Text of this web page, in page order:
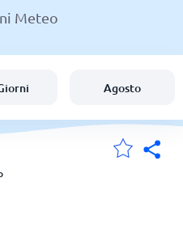
Meteo
Agosto